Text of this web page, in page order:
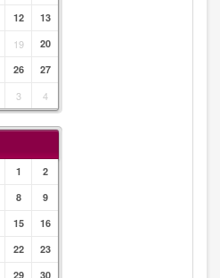
12
13
19
20
26
27
3 4
1
2
8
9
15
16
22
23
29
30